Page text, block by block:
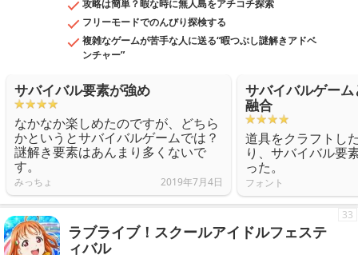
攻略は簡単？暇な時に無人島をアチコチ探索
フリーモードでのんびり探検する
複雑なゲームが苦手な人に送る“暇つぶし謎解きアドベ
ンチャー”
サバイバル要素が強め
なかなか楽しめたのですが、どちら
かというとサバイバルゲームでは？
謎解き要素はあんまり多くないで
す。
みっちょ 2019年7月4日
サバイバルゲー
融合
道具をクラフトし
り、サバイバル要
った。
フォント
ラブライブ！スクールアイドルフェステ
ィバル
33